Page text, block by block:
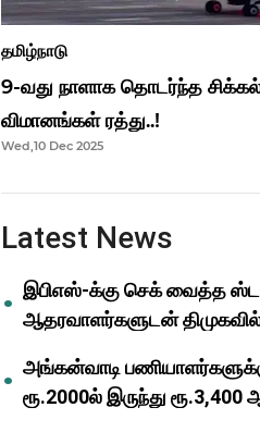
தமிழ்நாடு
9-வது நாளாக தொடர்ந்த
விமானங்கள் ரத்து..!
Wed,10 Dec 2025
Latest News
இபிஎஸ்-க்கு செக் வைத்த
ஆதரவாளர்களுடன்
அங்கன்வாடி
ரூ.2000ல் இருந்து